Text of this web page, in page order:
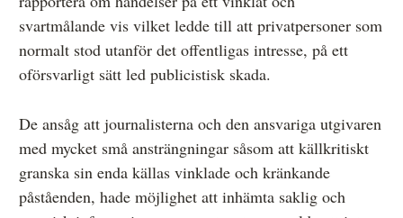
svartmålande vis vilket ledde till att privatpersoner som
normalt stod utanför det offentligas intresse, på ett
oförsvarligt sätt led publicistisk skada.
De ansåg att journalisterna och den ansvariga utgivaren
med mycket små ansträngningar såsom att källkritiskt
granska sin enda källas vinklade och kränkande
påståenden, hade möjlighet att inhämta saklig och